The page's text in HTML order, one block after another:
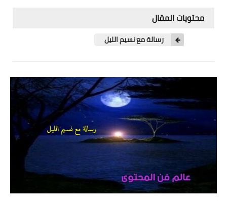
قوالب بلوجر
السفر والسياحة
الرحلات الدولية فيديو
الرحلات الداخلية فيديو
محتويات المقال
رسالة مع نسيم الليل